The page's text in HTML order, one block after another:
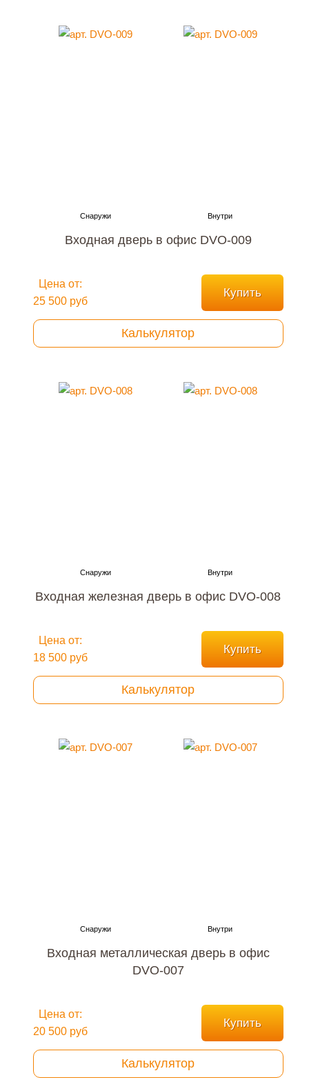
Входная дверь в офис DVO-009
Цена от:
25 500 руб
Купить
Калькулятор
Входная железная дверь в офис DVO-008
Цена от:
18 500 руб
Купить
Калькулятор
Входная металлическая дверь в офис
DVO-007
Цена от:
20 500 руб
Купить
Калькулятор